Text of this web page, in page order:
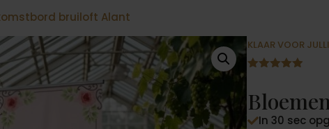
bruiloft Alant
KLAAR VOOR
5
gebaseerd
op
In 30 sec